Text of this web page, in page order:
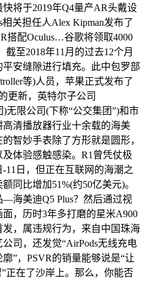
将于2019年Q4量产AR头戴设
关担任人Alex Kipman发布了
搭配Oculus…谷歌将领取4000
至2018年11月的过去12个月
安缝隙进行填充。此中包罗部
等)人员，苹果正式发布了
更新，英特尔子公司
无限公司(下称“公交集团”)和市
清播放器行业十余载的海美
智妙手表除了方形就是圆形，
体验感触感染。R1曾凭仗极
11日，但正在互联网的海潮之
同比增加51%(约50亿美元)。
海美迪Q5 Plus？然后通过视
，历时3年多打磨的星米A900
，属违规行为，来自中国珠海
司，还发觉“AirPods无线充电
”，PSVR的销量能够说是“让
正在了沙岸上。那么，你能否